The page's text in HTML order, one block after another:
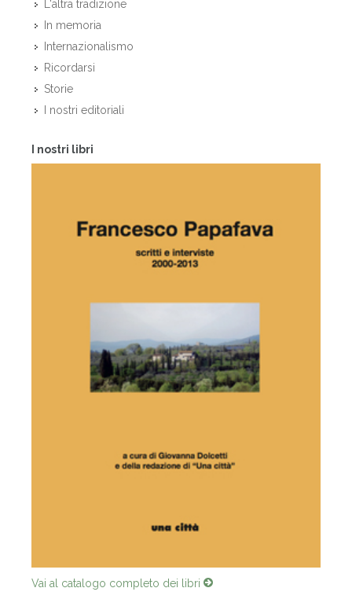
L'altra tradizione
In memoria
Internazionalismo
Ricordarsi
Storie
I nostri editoriali
I nostri libri
Vai al catalogo completo dei libri